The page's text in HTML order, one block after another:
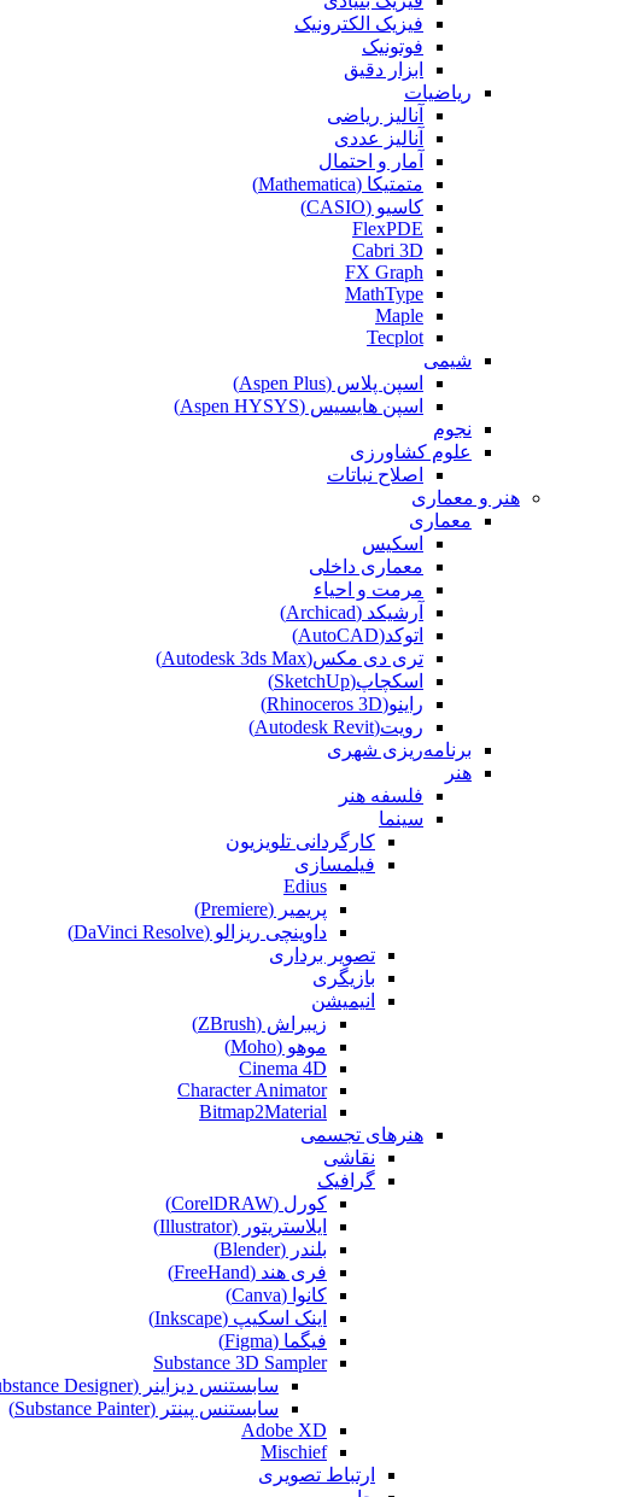
فیزیک الکترونیک
فوتونیک
ابزار دقیق
ریاضیات
آنالیز ریاضی
آنالیز عددی
آمار و احتمال
متمتیکا (Mathematica)
کاسیو (CASIO)
FlexPDE
Cabri 3D
FX Graph
MathType
Maple
Tecplot
شیمی
اسپن پلاس (Aspen Plus)
اسپن هایسیس (Aspen HYSYS)
نجوم
علوم کشاورزی
اصلاح نباتات
هنر و معماری
معماری
اسکیس
معماری داخلی
مرمت و احیاء
آرشیکد (Archicad)
اتوکد(AutoCAD)
تری دی مکس(Autodesk 3ds Max)
اسکچاپ(SketchUp)
راینو(Rhinoceros 3D)
رویت(Autodesk Revit)
برنامه‌ریزی شهری
هنر
فلسفه هنر
سینما
کارگردانی تلویزیون
فیلمسازی
Edius
پریمیر (Premiere)
داوینچی ریزالو (DaVinci Resolve)
تصویر برداری
بازیگری
انیمیشن
زیبراش (ZBrush)
موهو (Moho)
Cinema 4D
Character Animator
Bitmap2Material
هنرهای تجسمی
نقاشی‌
گرافیک
کورل (CorelDRAW)
ایلاستریتور (Illustrator)
بلندر (Blender)
فری هند (FreeHand)
کانوا (Canva)
اینک اسکیپ (Inkscape)
فیگما (Figma‎)
Substance 3D Sampler
سابستنس دیزاینر (Substance Designer)
سابستنس پینتر (Substance Painter)
Adobe XD
Mischief
ارتباط تصویری